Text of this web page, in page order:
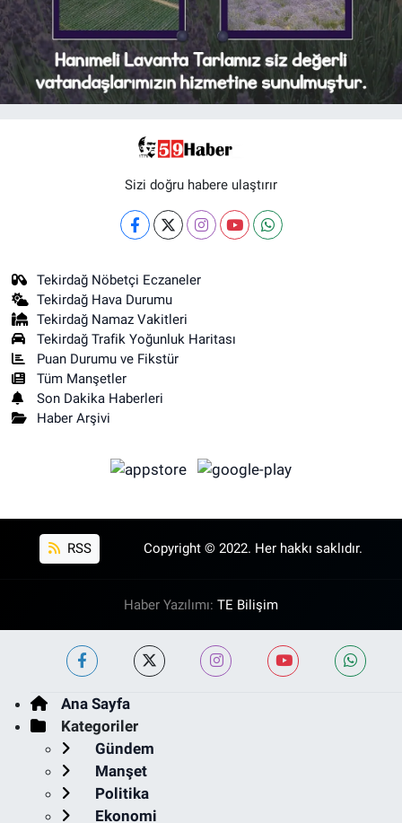
Sizi doğru habere ulaştırır
Tekirdağ Nöbetçi Eczaneler
Tekirdağ Hava Durumu
Tekirdağ Namaz Vakitleri
Tekirdağ Trafik Yoğunluk Haritası
Puan Durumu ve Fikstür
Tüm Manşetler
Son Dakika Haberleri
Haber Arşivi
RSS Copyright © 2022. Her hakkı saklıdır.
Haber Yazılımı: TE Bilişim
Ana Sayfa
Kategoriler
Gündem
Manşet
Politika
Ekonomi